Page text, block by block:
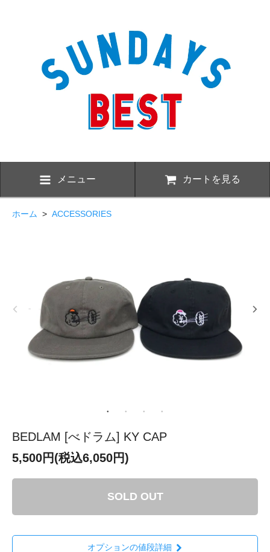
メニュー カートを見る
ホーム > ACCESSORIES
BEDLAM [べドラム] KY CAP
5,500円(税込6,050円)
SOLD OUT
オプションの値段詳細